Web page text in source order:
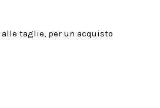
taglie, per un acquisto